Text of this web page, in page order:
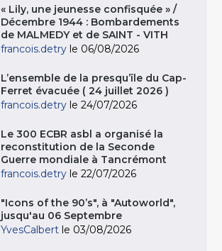
« Lily, une jeunesse confisquée » /
Décembre 1944 : Bombardements
de MALMEDY et de SAINT - VITH
francois.detry le 06/08/2026
L’ensemble de la presqu’île du Cap-
Ferret évacuée ( 24 juillet 2026 )
francois.detry le 24/07/2026
Le 300 ECBR asbl a organisé la
reconstitution de la Seconde
Guerre mondiale à Tancrémont
francois.detry le 22/07/2026
"Icons of the 90’s", à "Autoworld",
jusqu'au 06 Septembre
YvesCalbert le 03/08/2026